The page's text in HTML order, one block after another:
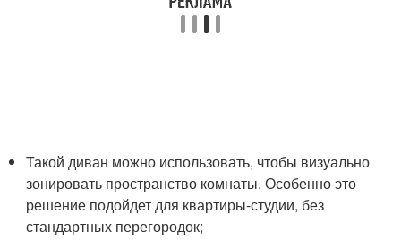
Такой диван можно использовать, чтобы визуально
зонировать пространство комнаты. Особенно это
решение подойдет для квартиры-студии, без
стандартных перегородок;